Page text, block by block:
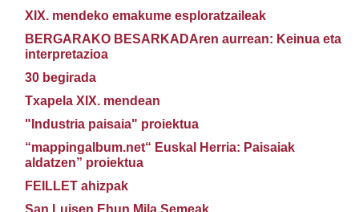
XIX. mendeko emakume esploratzaileak
BERGARAKO BESARKADAren aurrean: Keinua eta
interpretazioa
30 begirada
Txapela XIX. mendean
"Industria paisaia" proiektua
“mappingalbum.net“ Euskal Herria: Paisaiak
aldatzen” proiektua
FEILLET ahizpak
San Luisen Ehun Mila Semeak